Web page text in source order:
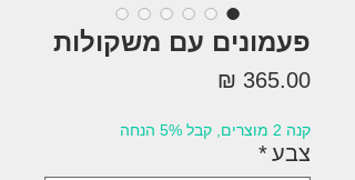
פעמונים עם משקולות
קנה 2 מוצרים, קבל 5% הנחה
צבע*